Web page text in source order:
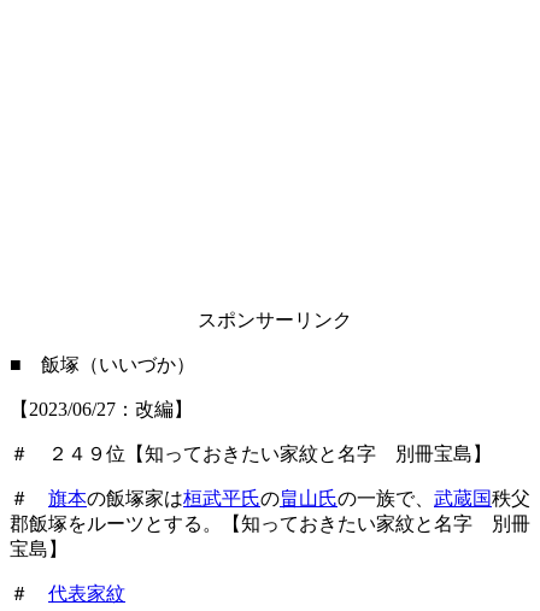
スポンサーリンク
■ 飯塚（いいづか）
【2023/06/27：改編】
＃ ２４９位【知っておきたい家紋と名字 別冊宝島】
＃ 旗本の飯塚家は桓武平氏の畠山氏の一族で、 武蔵国秩父
郡飯塚をルーツとする。【知っておきたい家紋と名字 別冊
宝島】
＃ 代表家紋